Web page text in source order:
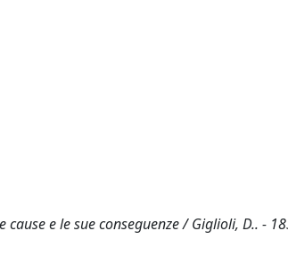
e le sue conseguenze / Giglioli, D.. -